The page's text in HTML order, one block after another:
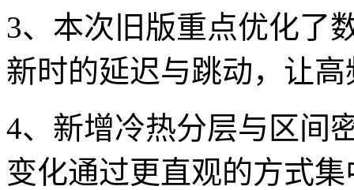
3、本次旧版重点优化了
新时的延迟与跳动，让
4、新增冷热分层与区间
变化通过更直观的方式